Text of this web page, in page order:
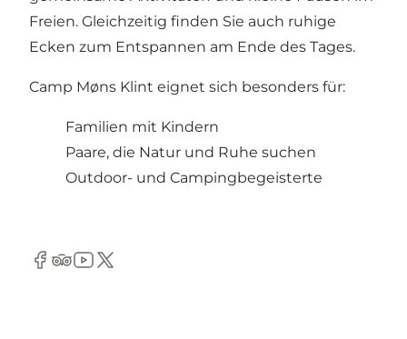
Freien. Gleichzeitig finden Sie auch ruhige
Ecken zum Entspannen am Ende des Tages.
Camp Møns Klint eignet sich besonders für:
Familien mit Kindern
Paare, die Natur und Ruhe suchen
Outdoor- und Campingbegeisterte
Facebook
TripAdvisor
YouTube
Twitter